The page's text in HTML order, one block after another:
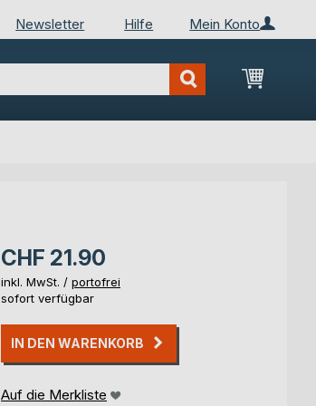
Mein Konto
Newsletter Hilfe
Mein
CHF 21.90
inkl. MwSt. / portofrei
sofort verfügbar
IN DEN WARENKORB
Auf die Merkliste